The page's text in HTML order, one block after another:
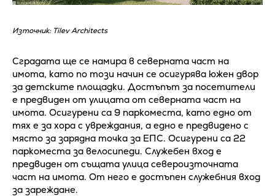
Източник: Tilev Architects
Сградата ще се намира в северната част на
имота, като по този начин се осигурява южен двор
за детските площадки. Достъпът за посетители
е предвиден от улицата от северната част на
имота. Осигурени са 9 паркоместа, като едно от
тях е за хора с увреждания, а едно е предвидено с
място за зарядна точка за ЕПС. Осигурени са 22
паркоместа за велосипеди. Служебен вход е
предвиден от същата улица североизточната
част на имота. От него е достъпен служебния вход
за зареждане.